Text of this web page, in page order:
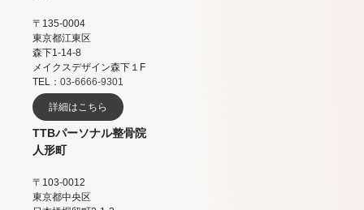
〒135-0004
東京都江東区
森下1-14-8
メイクスデザイン森下１F
TEL： 03-6666-9301
詳細はこちら
TTBパーソナル整骨院
人形町
〒103-0012
東京都中央区